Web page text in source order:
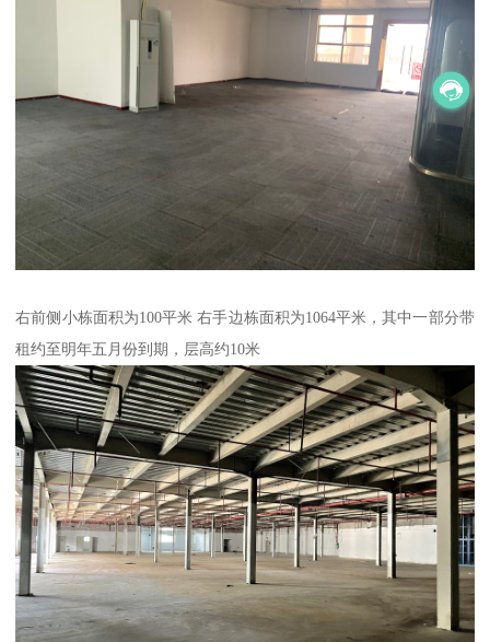
右前侧小栋面积为100平米 右手边栋面积为1064平米，其中一部分带
租约至明年五月份到期，层高约10米